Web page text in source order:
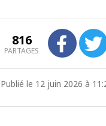
816
PARTAGES
Publié le 12 juin 2026 à